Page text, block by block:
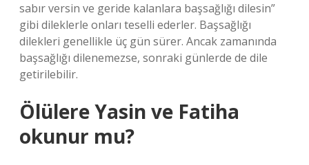
sabır versin ve geride kalanlara başsağlığı dilesin”
gibi dileklerle onları teselli ederler. Başsağlığı
dilekleri genellikle üç gün sürer. Ancak zamanında
başsağlığı dilenemezse, sonraki günlerde de dile
getirilebilir.
Ölülere Yasin ve Fatiha
okunur mu?